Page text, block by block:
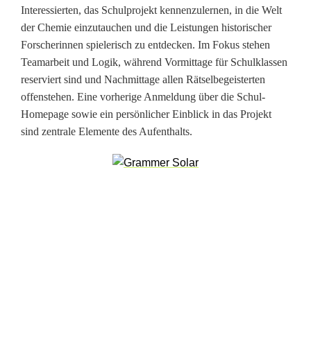
r
s
c
h
e
Interessierten, das Schulprojekt kennenzulernen, in die Welt
der Chemie einzutauchen und die Leistungen historischer
Forscherinnen spielerisch zu entdecken. Im Fokus stehen
Teamarbeit und Logik, während Vormittage für Schulklassen
reserviert sind und Nachmittage allen Rätselbegeisterten
offenstehen. Eine vorherige Anmeldung über die Schul-
Homepage sowie ein persönlicher Einblick in das Projekt
sind zentrale Elemente des Aufenthalts.